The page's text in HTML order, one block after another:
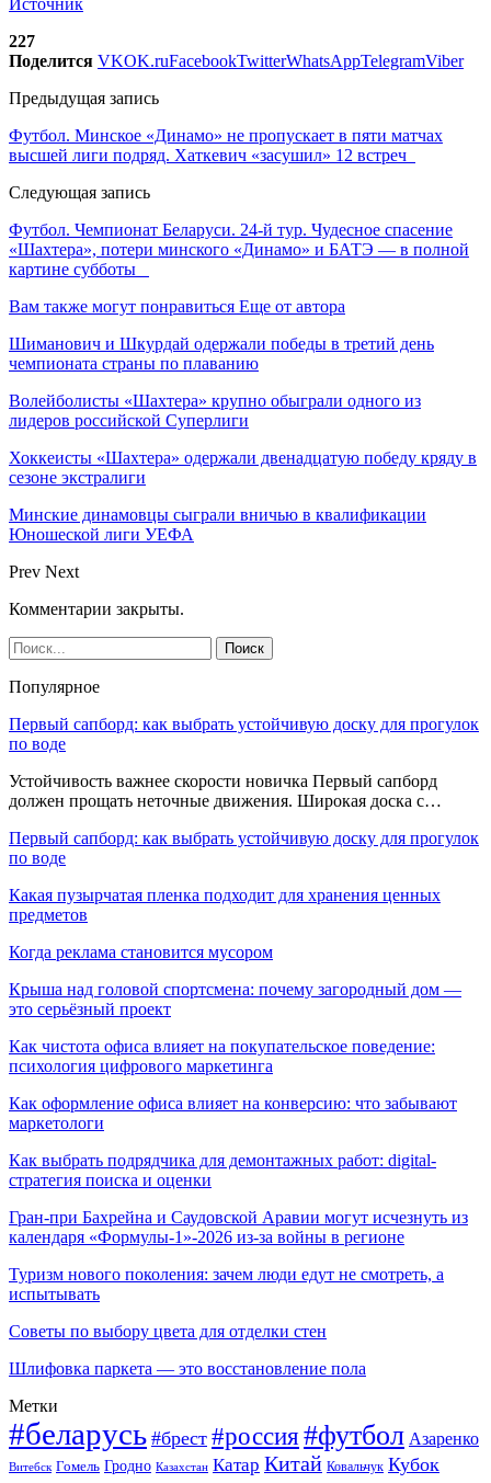
227
Поделится VKOK.ruFacebookTwitterWhatsAppTelegramViber
Предыдущая запись
Футбол. Минское «Динамо» не пропускает в пяти матчах
высшей лиги подряд. Хаткевич «засушил» 12 встреч
Следующая запись
Футбол. Чемпионат Беларуси. 24-й тур. Чудесное спасение
«Шахтера», потери минского «Динамо» и БАТЭ — в полной
картине субботы
Вам также могут понравиться Еще от автора
Шиманович и Шкурдай одержали победы в третий день
чемпионата страны по плаванию
Волейболисты «Шахтера» крупно обыграли одного из
лидеров российской Суперлиги
Хоккеисты «Шахтера» одержали двенадцатую победу кряду в
сезоне экстралиги
Минские динамовцы сыграли вничью в квалификации
Юношеской лиги УЕФА
Prev Next
Комментарии закрыты.
Популярное
Первый сапборд: как выбрать устойчивую доску для прогулок
по воде
Устойчивость важнее скорости новичка Первый сапборд
должен прощать неточные движения. Широкая доска с…
Первый сапборд: как выбрать устойчивую доску для прогулок
по воде
Какая пузырчатая пленка подходит для хранения ценных
предметов
Когда реклама становится мусором
Крыша над головой спортсмена: почему загородный дом —
это серьёзный проект
Как чистота офиса влияет на покупательское поведение:
психология цифрового маркетинга
Как оформление офиса влияет на конверсию: что забывают
маркетологи
Как выбрать подрядчика для демонтажных работ: digital-
стратегия поиска и оценки
Гран-при Бахрейна и Саудовской Аравии могут исчезнуть из
календаря «Формулы-1»-2026 из-за войны в регионе
Туризм нового поколения: зачем люди едут не смотреть, а
испытывать
Советы по выбору цвета для отделки стен
Шлифовка паркета — это восстановление пола
Метки
#беларусь #брест #россия#футбол Азаренко
Витебск Гомель Гродно Казахстан Катар Китай Ковальчук Кубок